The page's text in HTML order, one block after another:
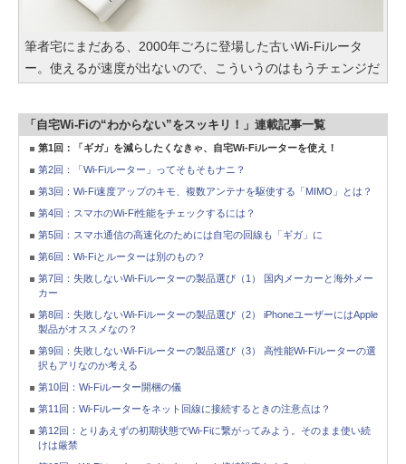
筆者宅にまだある、2000年ごろに登場した古いWi-Fiルータ
ー。使えるが速度が出ないので、こういうのはもうチェンジだ
「自宅Wi-Fiの“わからない”をスッキリ！」連載記事一覧
第1回：「ギガ」を減らしたくなきゃ、自宅Wi-Fiルーターを使え！
第2回：「Wi-Fiルーター」ってそもそもナニ？
第3回：Wi-Fi速度アップのキモ、複数アンテナを駆使する「MIMO」とは？
第4回：スマホのWi-Fi性能をチェックするには？
第5回：スマホ通信の高速化のためには自宅の回線も「ギガ」に
第6回：Wi-Fiとルーターは別のもの？
第7回：失敗しないWi-Fiルーターの製品選び（1） 国内メーカーと海外メー
カー
第8回：失敗しないWi-Fiルーターの製品選び（2） iPhoneユーザーにはApple
製品がオススメなの？
第9回：失敗しないWi-Fiルーターの製品選び（3） 高性能Wi-Fiルーターの選
択もアリなのか考える
第10回：Wi-Fiルーター開梱の儀
第11回：Wi-Fiルーターをネット回線に接続するときの注意点は？
第12回：とりあえずの初期状態でWi-Fiに繋がってみよう。そのまま使い続
けは厳禁